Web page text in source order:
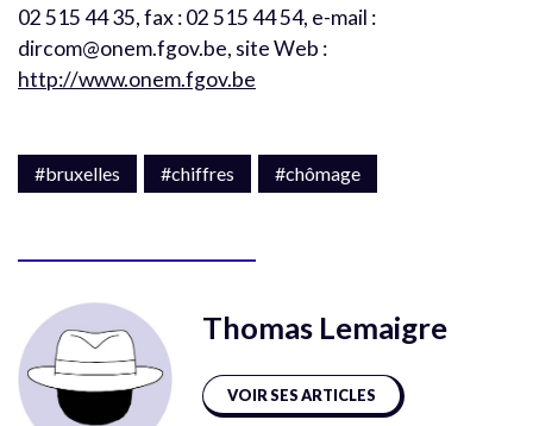
02 515 44 35, fax : 02 515 44 54, e-mail :
dircom@onem.fgov.be, site Web :
http://www.onem.fgov.be
#bruxelles #chiffres #chômage
Thomas Lemaigre
VOIR SES ARTICLES